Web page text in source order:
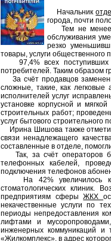
Начальник
города, почти
Тем не менее
обслуживания
резко
товары, услуги общественного
97,4% всех поступивших
потребителей. Таким образом
За счёт продавцов
сложные, такие, как
исполнителей услуг
установке корпусной и
строительных работ;
услуг бытового строительного
Ирина Шишова также
связи ненадлежащего
составленные в отделе,
Так, за счёт операторов
телефонных кабелей,
подключения телефонов
На 42% увеличилось
стоматологических клиник.
предприятиям сферыЖКХ
некачественные услуги по
периоды непредоставления
лифтами и
инженерных коммуникаций и
«Жилкомплекс», в адрес